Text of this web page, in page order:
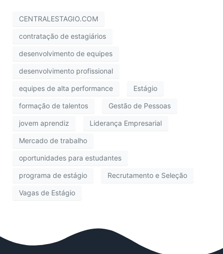
CENTRALESTAGIO.COM
contratação de estagiários
desenvolvimento de equipes
desenvolvimento profissional
equipes de alta performance Estágio
formação de talentos Gestão de Pessoas
jovem aprendiz Liderança Empresarial
Mercado de trabalho
oportunidades para estudantes
programa de estágio Recrutamento e Seleção
Vagas de Estágio